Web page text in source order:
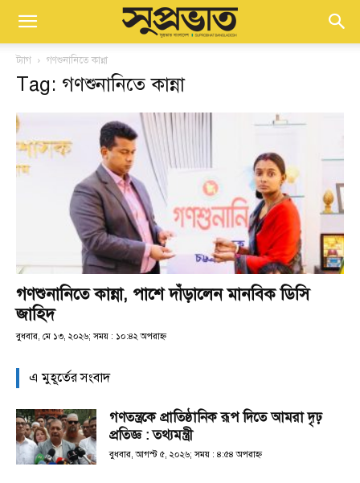
ট্যাগ গণশুনানিতে কান্না
Tag: গণশুনানিতে কান্না
গণশুনানিতে কান্না, পাশে দাঁড়ালেন মানবিক ডিসি
জাহিদ
বুধবার, মে ১৩, ২০২৬; সময় : ১০:৪২ অপরাহ্ণ
এ মুহূর্তের সংবাদ
গণতন্ত্রকে প্রাতিষ্ঠানিক রূপ দিতে আমরা দৃঢ়
প্রতিজ্ঞ : তথ্যমন্ত্রী
বুধবার, আগস্ট ৫, ২০২৬; সময় : ৪:৫৪ অপরাহ্ণ